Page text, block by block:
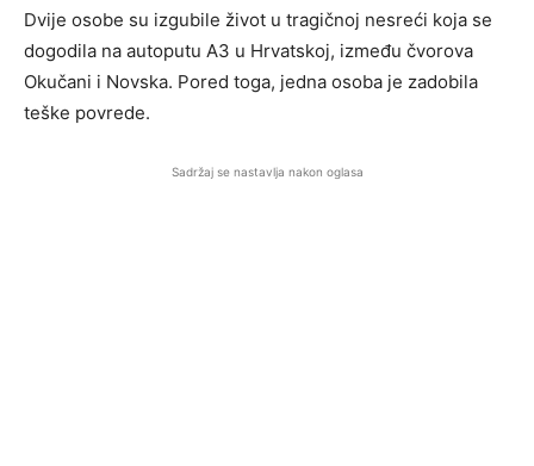
Dvije osobe su izgubile život u tragičnoj nesreći koja se
dogodila na autoputu A3 u Hrvatskoj, između čvorova
Okučani i Novska. Pored toga, jedna osoba je zadobila
teške povrede.
Sadržaj se nastavlja nakon oglasa